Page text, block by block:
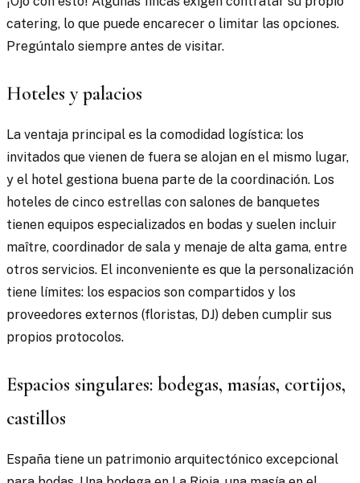
catering, lo que puede encarecer o limitar las opciones.
Pregúntalo siempre antes de visitar.
Hoteles y palacios
La ventaja principal es la comodidad logística: los
invitados que vienen de fuera se alojan en el mismo lugar,
y el hotel gestiona buena parte de la coordinación. Los
hoteles de cinco estrellas con salones de banquetes
tienen equipos especializados en bodas y suelen incluir
maître, coordinador de sala y menaje de alta gama, entre
otros servicios. El inconveniente es que la personalización
tiene límites: los espacios son compartidos y los
proveedores externos (floristas, DJ) deben cumplir sus
propios protocolos.
Espacios singulares: bodegas, masías, cortijos,
castillos
España tiene un patrimonio arquitectónico excepcional